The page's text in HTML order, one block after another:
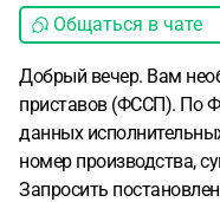
Общаться в чате
Добрый вечер. Вам
приставов (ФССП). По
данных
номер производства,
Запросить